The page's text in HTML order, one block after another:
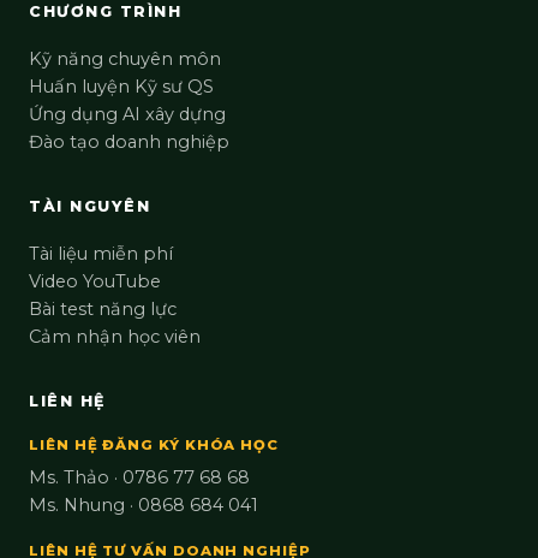
CHƯƠNG TRÌNH
Kỹ năng chuyên môn
Huấn luyện Kỹ sư QS
Ứng dụng AI xây dựng
Đào tạo doanh nghiệp
TÀI NGUYÊN
Tài liệu miễn phí
Video YouTube
Bài test năng lực
Cảm nhận học viên
LIÊN HỆ
LIÊN HỆ ĐĂNG KÝ KHÓA HỌC
Ms. Thảo · 0786 77 68 68
Ms. Nhung · 0868 684 041
LIÊN HỆ TƯ VẤN DOANH NGHIỆP